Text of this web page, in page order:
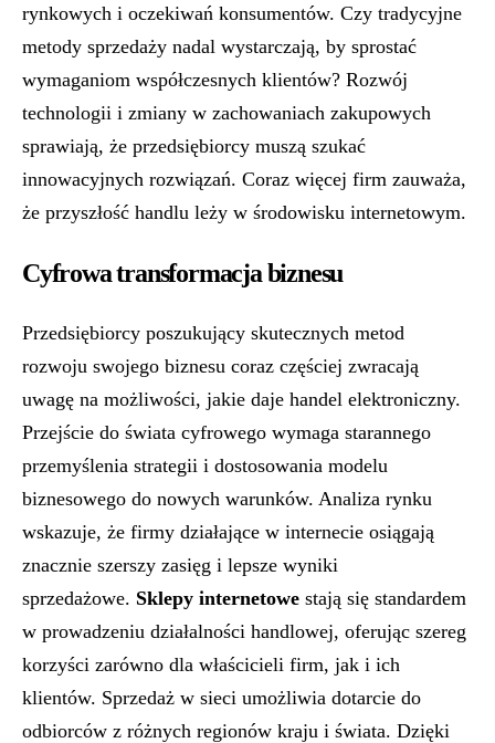
rynkowych i oczekiwań konsumentów. Czy tradycyjne
metody sprzedaży nadal wystarczają, by sprostać
wymaganiom współczesnych klientów? Rozwój
technologii i zmiany w zachowaniach zakupowych
sprawiają, że przedsiębiorcy muszą szukać
innowacyjnych rozwiązań. Coraz więcej firm zauważa,
że przyszłość handlu leży w środowisku internetowym.
Cyfrowa transformacja biznesu
Przedsiębiorcy poszukujący skutecznych metod
rozwoju swojego biznesu coraz częściej zwracają
uwagę na możliwości, jakie daje handel elektroniczny.
Przejście do świata cyfrowego wymaga starannego
przemyślenia strategii i dostosowania modelu
biznesowego do nowych warunków. Analiza rynku
wskazuje, że firmy działające w internecie osiągają
znacznie szerszy zasięg i lepsze wyniki
sprzedażowe. Sklepy internetowe stają się standardem
w prowadzeniu działalności handlowej, oferując szereg
korzyści zarówno dla właścicieli firm, jak i ich
klientów. Sprzedaż w sieci umożliwia dotarcie do
odbiorców z różnych regionów kraju i świata. Dzięki